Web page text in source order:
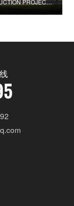
CONSTRUCTION PROJECT OF GUOBEI ELDERLY SERVICE CENTER IN DONGXING DISTRICT, NEIJIANG CITY